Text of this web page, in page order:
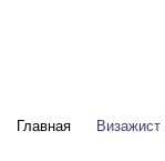
Главная